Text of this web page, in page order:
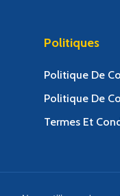
Politiques
Politique De
Politique De
Termes Et